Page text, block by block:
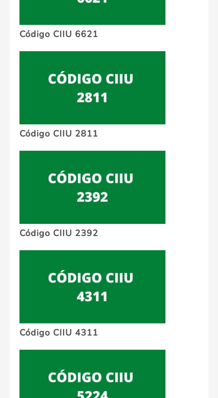
Código CIIU 6621
Código CIIU 2811
Código CIIU 2392
Código CIIU 4311